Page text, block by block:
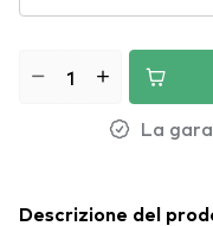
La
Descrizione del